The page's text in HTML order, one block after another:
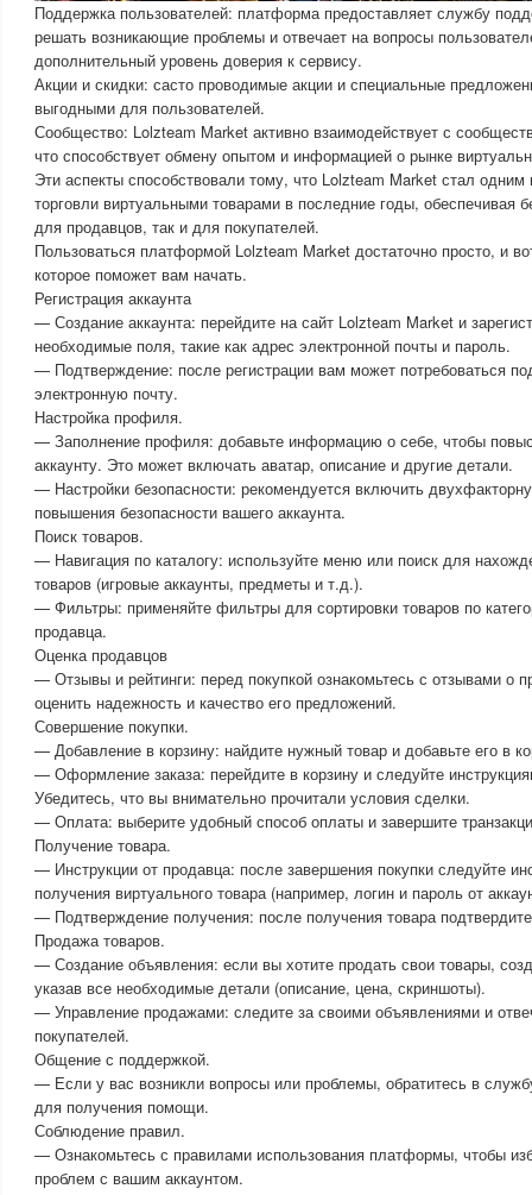
Поддержка пользователей: платформа предоставляет службу
решать возникающие проблемы и отвечает на вопросы
дополнительный уровень доверия к сервису.
Акции и скидки: састо проводимые акции и специальные
выгодными для пользователей.
Сообщество: Lolzteam Market активно взаимодействует с
что способствует обмену опытом и информацией о рынке
Эти аспекты способствовали тому, что Lolzteam Market стал
торговли виртуальными товарами в последние годы, обеспечивая
для продавцов, так и для покупателей.
Пользоваться платформой Lolzteam Market достаточно просто, и
которое поможет вам начать.
Регистрация аккаунта
— Создание аккаунта: перейдите на сайт Lolzteam Market и
необходимые поля, такие как адрес электронной почты и пароль.
— Подтверждение: после регистрации вам может потребоваться
электронную почту.
Настройка профиля.
— Заполнение профиля: добавьте информацию о себе, чтобы
аккаунту. Это может включать аватар, описание и другие детали.
— Настройки безопасности: рекомендуется включить
повышения безопасности вашего аккаунта.
Поиск товаров.
— Навигация по каталогу: используйте меню или поиск для
товаров (игровые аккаунты, предметы и т.д.).
— Фильтры: применяйте фильтры для сортировки товаров по
продавца.
Оценка продавцов
— Отзывы и рейтинги: перед покупкой ознакомьтесь с отзывами о
оценить надежность и качество его предложений.
Совершение покупки.
— Добавление в корзину: найдите нужный товар и добавьте его в
— Оформление заказа: перейдите в корзину и следуйте
Убедитесь, что вы внимательно прочитали условия сделки.
— Оплата: выберите удобный способ оплаты и завершите
Получение товара.
— Инструкции от продавца: после завершения покупки следуйте
получения виртуального товара (например, логин и пароль от
— Подтверждение получения: после получения товара
Продажа товаров.
— Создание объявления: если вы хотите продать свои товары,
указав все необходимые детали (описание, цена, скриншоты).
— Управление продажами: следите за своими объявлениями и
покупателей.
Общение с поддержкой.
— Если у вас возникли вопросы или проблемы, обратитесь в
для получения помощи.
Соблюдение правил.
— Ознакомьтесь с правилами использования платформы, чтобы
проблем с вашим аккаунтом.